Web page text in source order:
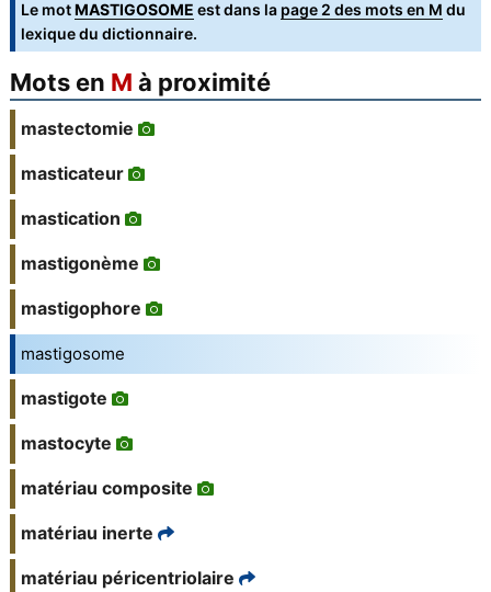
Le motMASTIGOSOME est dans la page 2 des mots en M du
lexique du dictionnaire.
Mots en M à proximité
mastectomie
masticateur
mastication
mastigonème
mastigophore
mastigosome
mastigote
mastocyte
matériau composite
matériau inerte
matériau péricentriolaire